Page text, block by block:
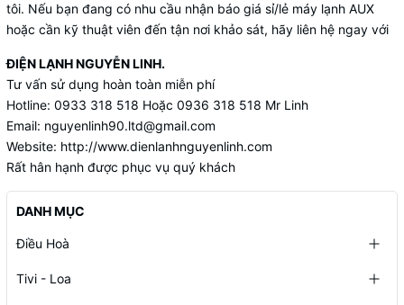
tôi. Nếu bạn đang có nhu cầu nhận báo giá sỉ/lẻ máy lạnh AUX
hoặc cần kỹ thuật viên đến tận nơi khảo sát, hãy liên hệ ngay với
ĐIỆN LẠNH NGUYỄN LINH.
Tư vấn sử dụng hoàn toàn miễn phí
Hotline: 0933 318 518 Hoặc 0936 318 518 Mr Linh
Email: nguyenlinh90.ltd@gmail.com
Website: http://www.dienlanhnguyenlinh.com
Rất hân hạnh được phục vụ quý khách
DANH MỤC
Điều Hoà
Tivi - Loa